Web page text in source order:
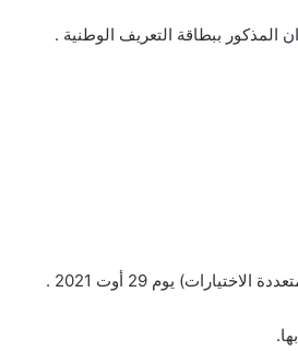
ببطاقة التعريف الوطنية .
يوم 29 أوت 2021 .